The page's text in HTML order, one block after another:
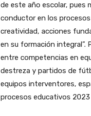
de este año escolar, pues
conductor en los
creatividad, acciones
en su formación integral”.
entre competencias en
destreza y partidos de
equipos interventores,
procesos educativos 2023